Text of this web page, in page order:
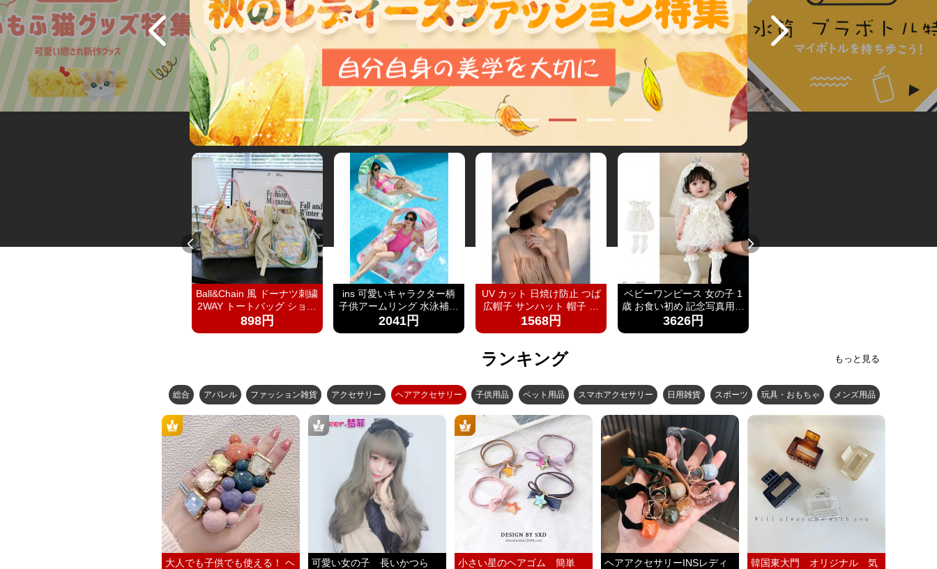
Ball&Chain 風 ドーナツ刺繍
2WAY トートバッグ ショル
ダー紐付き 軽量ナイロンエ
コバッグ 大容量通勤カバン
898円
ins 可愛いキャラクター柄
子供アームリング 水泳補助
浮輪 プール 海水浴 水遊び
亚马逊 泳池遮阳蓬浮床充气
2041円
UV カット 日焼け防止 つば
広帽子 サンハット 帽子 レ
ディース 紫外線対策草帽女
夏季洋气好看防晒显脸小沙
1568円
ベビーワンピース 女の子 1
歳 お食い初め 記念写真用ド
レス2026新款小月龄女宝宝
百天抓周礼服裙子婴儿夏装
3626円
ランキング もっと見る
総合 アパレル ファッション雑貨 アクセサリー ヘアアクセサリー 子供用品 ペット用品 スマホアクセサリー 日用雑貨 スポーツ 玩具・おもちゃ メンズ用品
大人でも子供でも使える！ ヘ
可愛い女の子 長いかつら
小さい星のヘアゴム 簡単
ヘアアクセサリーINSレディ
韓国東大門 オリジナル 気